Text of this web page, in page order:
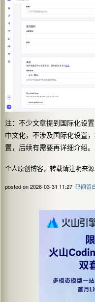
注：不少文章提到国际化设
中文化，不涉及国际化设置
置，后续有需要再详细介绍。
个人原创博客，转载请注明来
posted on2026-03-31 11:27 码间留